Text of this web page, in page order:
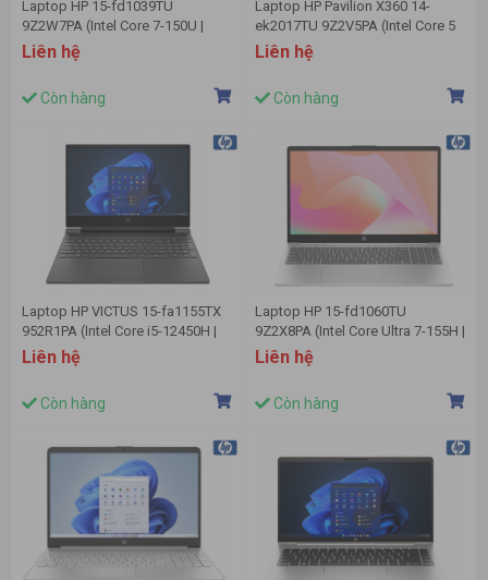
Laptop HP 15-fd1039TU
9Z2W7PA (Intel Core 7-150U |
16GB | 512GB | Intel Arc | 15.6
inch FHD | Win 11 | Bạc)
Liên hệ
Còn hàng
Laptop HP Pavilion X360 14-
ek2017TU 9Z2V5PA (Intel Core 5
120U | 16GB | 512GB | 14 inch
FHD | Cảm ứng | Win 11 | Bạc)
Liên hệ
Còn hàng
Laptop HP VICTUS 15-fa1155TX
952R1PA (Intel Core i5-12450H |
8GB | 512GB | RTX 2050 4GB | 15.6
inch FHD 144Hz | Win 11 | Đen)
Liên hệ
Còn hàng
Laptop HP 15-fd1060TU
9Z2X8PA (Intel Core Ultra 7-155H |
16GB | 512GB | Intel Arc | 15.6
inch FHD | Win 11 | Bạc)
Liên hệ
Còn hàng